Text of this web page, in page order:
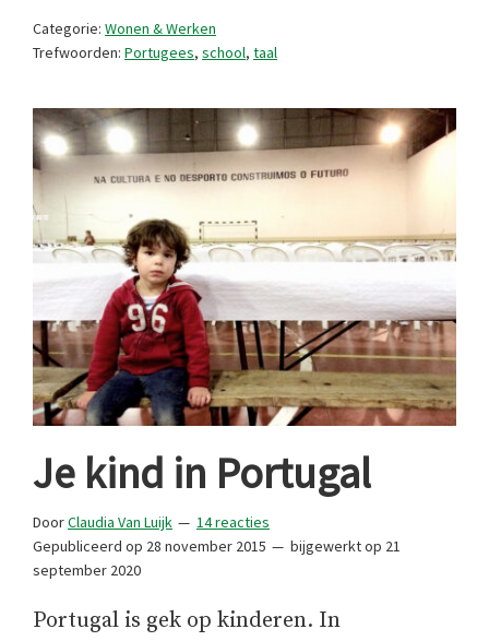
het
teveel
Categorie: Wonen & Werken
Trefwoorden: Portugees, school, taal
Je kind in Portugal
DoorClaudia Van Luijk
14 reacties
Gepubliceerd op 28 november 2015 bijgewerkt op 21
september 2020
Portugal is gek op kinderen. In